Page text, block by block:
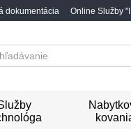
dokumentácia Online Služby